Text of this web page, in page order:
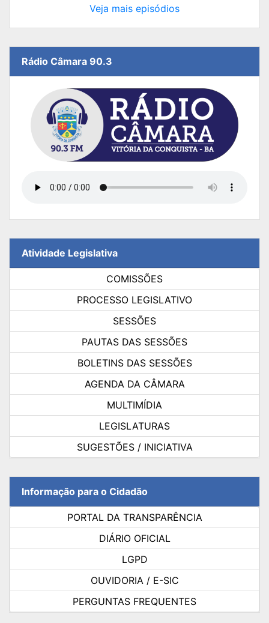
Veja mais episódios
Rádio Câmara 90.3
Atividade Legislativa
COMISSÕES
PROCESSO LEGISLATIVO
SESSÕES
PAUTAS DAS SESSÕES
BOLETINS DAS SESSÕES
AGENDA DA CÂMARA
MULTIMÍDIA
LEGISLATURAS
SUGESTÕES / INICIATIVA
Informação para o Cidadão
PORTAL DA TRANSPARÊNCIA
DIÁRIO OFICIAL
LGPD
OUVIDORIA / E-SIC
PERGUNTAS FREQUENTES